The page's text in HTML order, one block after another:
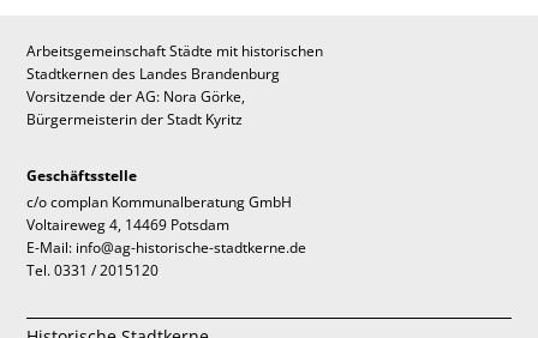
Arbeitsgemeinschaft Städte mit historischen
Stadtkernen des Landes Brandenburg
Vorsitzende der AG: Nora Görke,
Bürgermeisterin der Stadt Kyritz
Geschäftsstelle
c/o complan Kommunalberatung GmbH
Voltaireweg 4, 14469 Potsdam
E-Mail: info@ag-historische-stadtkerne.de
Tel. 0331 / 2015120